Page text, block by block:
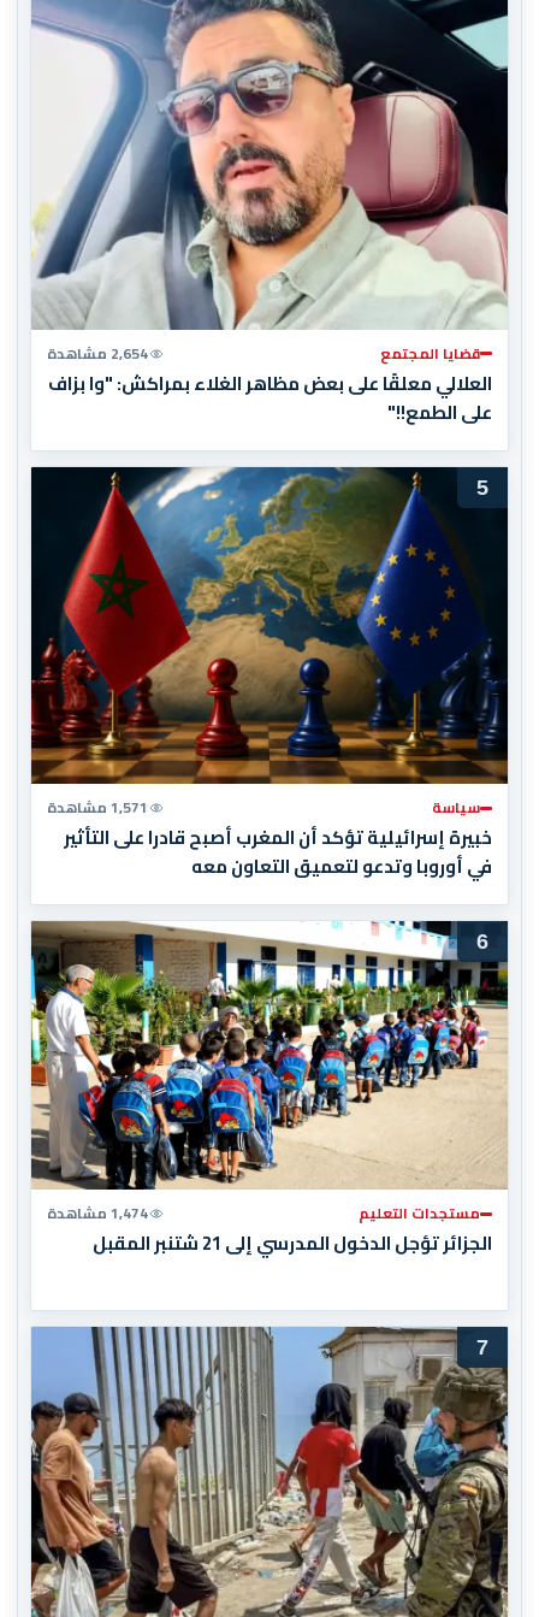
قضايا المجتمع 2,654 مشاهدة
العلالي معلقًا على بعض مظاهر الغلاء بمراكش: "وا بزاف
على الطمع!!"
5
سياسة 1,571 مشاهدة
خبيرة إسرائيلية تؤكد أن المغرب أصبح قادرا على التأثير
في أوروبا وتدعو لتعميق التعاون معه
6
مستجدات التعليم 1,474 مشاهدة
الجزائر تؤجل الدخول المدرسي إلى 21 شتنبر المقبل
7